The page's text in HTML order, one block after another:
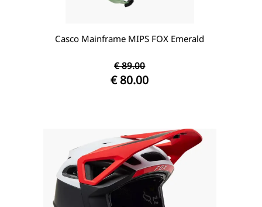
Casco Mainframe MIPS FOX Emerald
€ 89.00
€ 80.00